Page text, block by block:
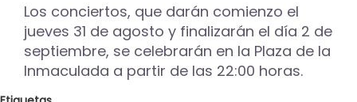
Los conciertos, que darán comienzo el
jueves 31 de agosto y finalizarán el día 2 de
septiembre, se celebrarán en la Plaza de la
Inmaculada a partir de las 22:00 horas.